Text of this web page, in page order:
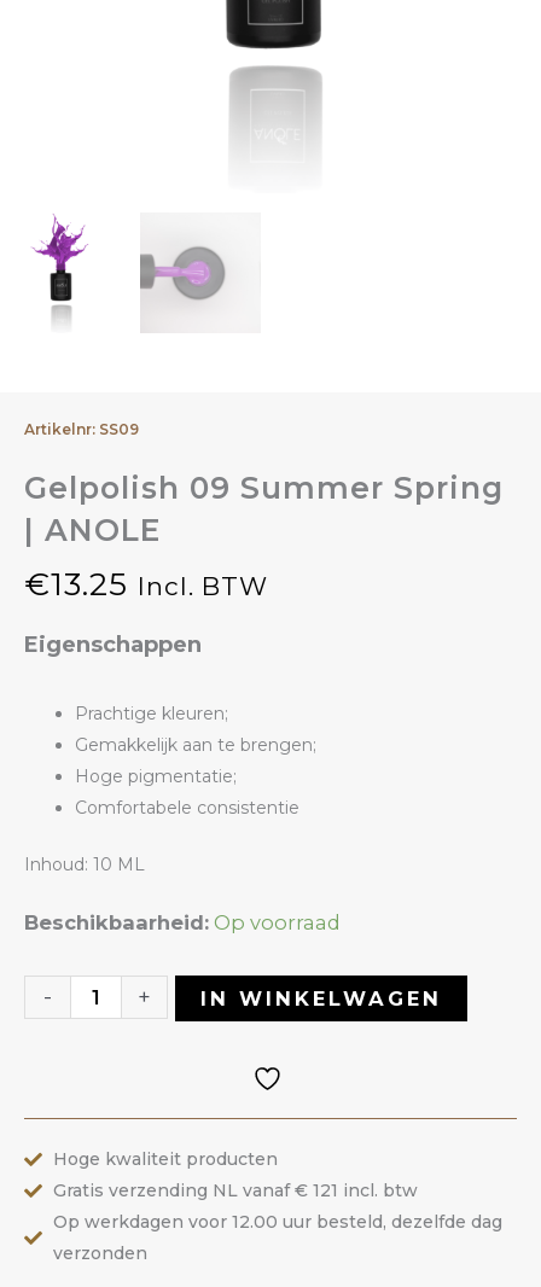
Artikelnr: SS09
Gelpolish 09 Summer Spring
| ANOLE
€13.25 Incl. BTW
Eigenschappen
Prachtige kleuren;
Gemakkelijk aan te brengen;
Hoge pigmentatie;
Comfortabele consistentie
Inhoud: 10 ML
Beschikbaarheid: Op voorraad
-
Gelpolish
Summer
+ IN WINKELWAGEN
Hoge kwaliteit producten
Gratis verzending NL vanaf € 121 incl. btw
Op werkdagen voor 12.00 uur besteld, dezelfde dag
verzonden